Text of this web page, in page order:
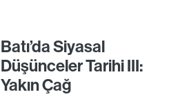
Batı’da Siyasal
Düşünceler Tarihi III:
Yakın Çağ